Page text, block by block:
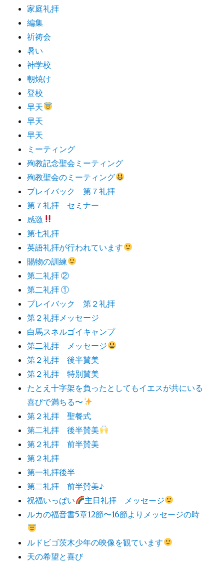
家庭礼拝
編集
祈祷会
暑い
神学校
朝焼け
登校
早天
早天
早天
ミーティング
殉教記念聖会ミーティング
殉教聖会のミーティング
プレイバック 第７礼拝
第７礼拝 セミナー
感激
第七礼拝
英語礼拝が行われています
賜物の訓練
第二礼拝 ②
第二礼拝 ①
プレイバック 第２礼拝
第２礼拝メッセージ
白馬スネルゴイキャンプ
第二礼拝 メッセージ
第２礼拝 後半賛美
第２礼拝 特別賛美
たとえ十字架を負ったとしてもイエスが共にいる
喜びで満ちる〜
第２礼拝 聖餐式
第二礼拝 後半賛美
第２礼拝 前半賛美
第２礼拝
第一礼拝後半
第二礼拝 前半賛美♪
祝福いっぱい
主日礼拝 メッセージ
ルカの福音書5章12節〜16節よりメッセージの時
ルドビゴ茨木少年の映像を観ています
天の希望と喜び